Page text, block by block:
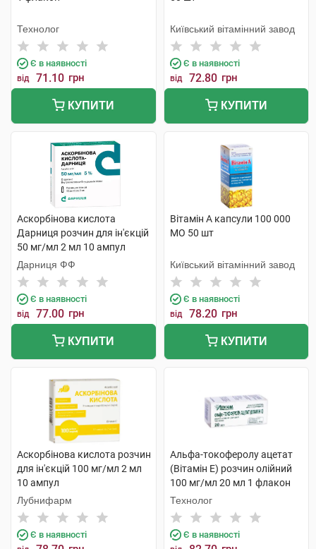
Технолог
Є в наявності
від 71.10 грн
КУПИТИ
Київський вітамінний завод
Є в наявності
від 72.80 грн
КУПИТИ
Аскорбінова кислота
Дарниця розчин для ін'єкцій
50 мг/мл 2 мл 10 ампул
Дарниця ФФ
Є в наявності
від 77.00 грн
КУПИТИ
Вітамін A капсули 100 000
МО 50 шт
Київський вітамінний завод
Є в наявності
від 78.20 грн
КУПИТИ
Аскорбінова кислота розчин
для ін'єкцій 100 мг/мл 2 мл
10 ампул
Лубнифарм
Є в наявності
Альфа-токоферолу ацетат
(Вітамін E) розчин олійний
100 мг/мл 20 мл 1 флакон
Технолог
Є в наявності